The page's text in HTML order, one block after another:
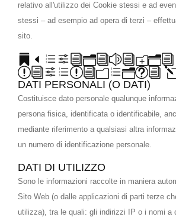
relativo all'utilizzo dei Cookie stessi e ad
stessi – ad esempio ad opera di terzi –
sito.
Definizioni
riferimenti
DATI PERSONALI (O DATI)
Costituisce dato personale qualunque
persona fisica, identificata o identificabile,
mediante riferimento a qualsiasi altra
un numero di identificazione personale.
DATI DI UTILIZZO
Sono le informazioni raccolte in maniera
Sito Web (o dalle applicazioni di parti terze
utilizza), tra le quali: gli indirizzi IP o i nomi a